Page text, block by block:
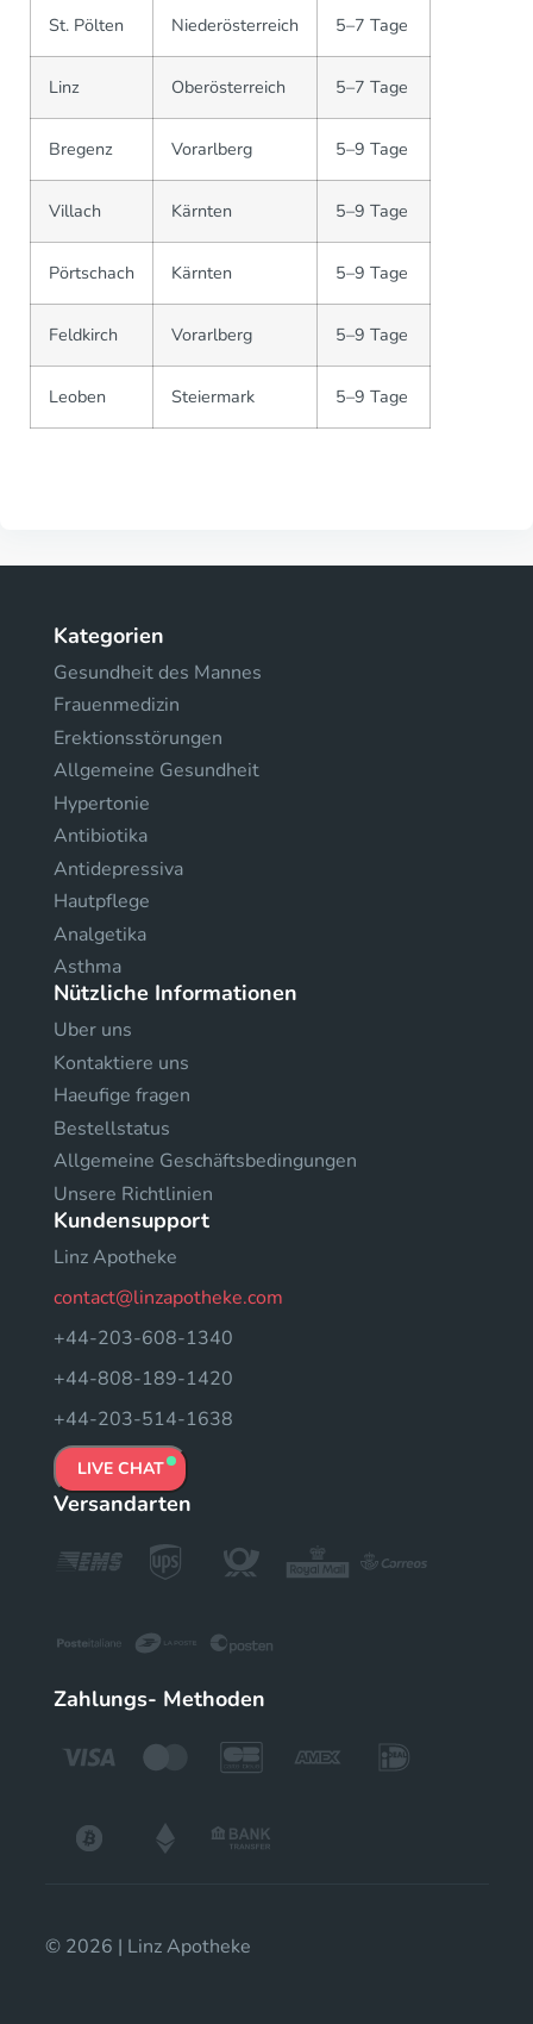
St. Pölten Niederösterreich 5–7 Tage
Linz Oberösterreich 5–7 Tage
Bregenz Vorarlberg 5–9 Tage
Villach Kärnten 5–9 Tage
Pörtschach Kärnten 5–9 Tage
Feldkirch Vorarlberg 5–9 Tage
Leoben Steiermark 5–9 Tage
Kategorien
Gesundheit des Mannes
Frauenmedizin
Erektionsstörungen
Allgemeine Gesundheit
Hypertonie
Antibiotika
Antidepressiva
Hautpflege
Analgetika
Asthma
Nützliche Informationen
Uber uns
Kontaktiere uns
Haeufige fragen
Bestellstatus
Allgemeine Geschäftsbedingungen
Unsere Richtlinien
Kundensupport
Linz Apotheke
contact@linzapotheke.com
+44-203-608-1340
+44-808-189-1420
+44-203-514-1638
LIVE CHAT
Versandarten
Zahlungs- Methoden
© 2026 | Linz Apotheke